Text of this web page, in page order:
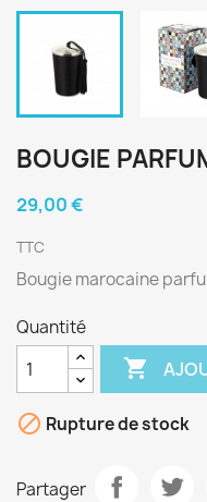
BOUGIE
29,00 €
TTC
Bougie marocaine
Quantité

 Rupture de stock
Partager